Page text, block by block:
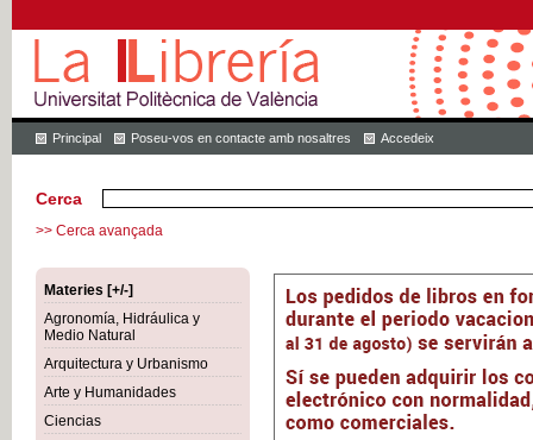
Principal Poseu-vos en contacte amb nosaltres Accedeix
Cerca
>> Cerca avançada
Materies [+/-]
Agronomía, Hidráulica y
Medio Natural
Arquitectura y Urbanismo
Arte y Humanidades
Ciencias